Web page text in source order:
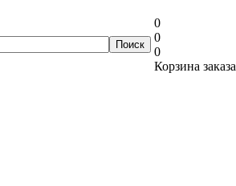
0
0
0
Корзина заказа